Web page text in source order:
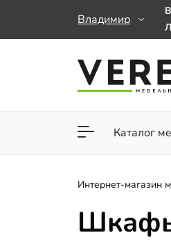
Владимир
Каталог
Интернет-магазин